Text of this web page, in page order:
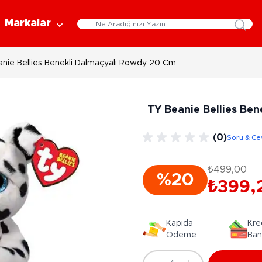
Eğitici Oyuncaklar
Oyun Hamurları
Müzik Aletleri
Oyunlar
Arkadaş - Aile Kutu Oyunları
Çocuk Kutu Oyunları
Eğitici Oyunlar
Bebekler
Et Bebekler
Fonksiyonlu Bebekler
Oyuncak Bebek Aksesuarları
Oyuncak Bebek Setleri
Aksesuar
3-5 Yaş 6-9 Yaş
Markalar
Bellies Benekli Dalmaçyalı Rowdy 20 Cm
TY Beanie Bellies
(0)Soru &
%20
₺499,00
Kapıda
Ödeme